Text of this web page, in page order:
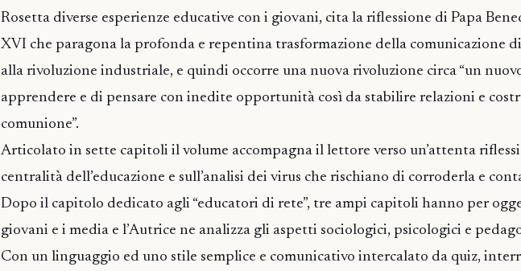
Rosetta diverse esperienze educative con i giovani, cita la riflessione di Papa
XVI che paragona la profonda e repentina trasformazione della comunicazione
alla rivoluzione industriale, e quindi occorre una nuova rivoluzione circa “un
apprendere e di pensare con inedite opportunità così da stabilire relazioni e
comunione”.
Articolato in sette capitoli il volume accompagna il lettore verso un’attenta
centralità dell’educazione e sull’analisi dei virus che rischiano di corroderla e
Dopo il capitolo dedicato agli “educatori di rete”, tre ampi capitoli hanno per
giovani e i media e l’Autrice ne analizza gli aspetti sociologici, psicologici e
Con un linguaggio ed uno stile semplice e comunicativo intercalato da quiz,